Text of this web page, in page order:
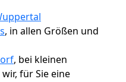
, in allen Größen und
, bei kleinen
für Sie eine